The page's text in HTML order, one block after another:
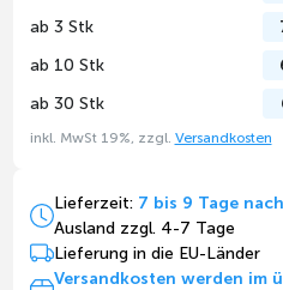
ab 3 Stk
ab 10 Stk
ab 30 Stk
inkl. MwSt 19%, zzgl. Versandkosten
Lieferzeit: 7 bis 9 Tage
Ausland zzgl. 4-7 Tage
Lieferung in die EU-Länder
Versandkosten werden im